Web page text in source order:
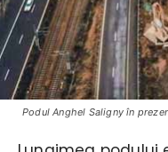
Podul Anghel Saligny în